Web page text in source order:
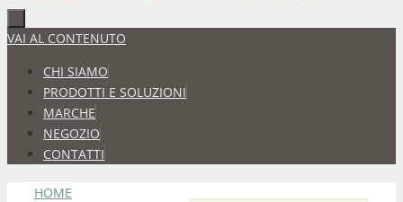
VAI AL CONTENUTO
CHI SIAMO
PRODOTTI E SOLUZIONI
MARCHE
NEGOZIO
CONTATTI
HOME